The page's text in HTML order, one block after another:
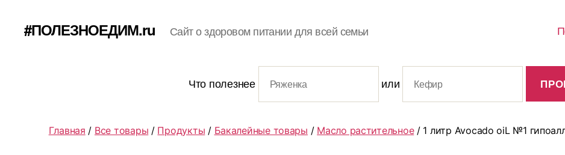
#ПОЛЕЗНОЕДИМ.ru Сайт о здоровом питании для всей семьи
Что полезнее или
Главная / Все товары / Продукты / Бакалейные товары / Масло растительное/ 1 литр Avocado oiL №1